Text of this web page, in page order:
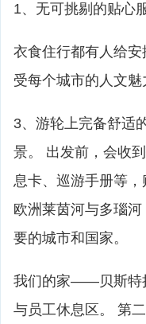
1、无可挑剔的贴心
衣食住行都有人给
受每个城市的人文魅
3、游轮上完备舒适
景。 出发前，会收
息卡、巡游手册等
欧洲莱茵河与多瑙
要的城市和国家。
我们的家——贝斯特
与员工休息区。 第